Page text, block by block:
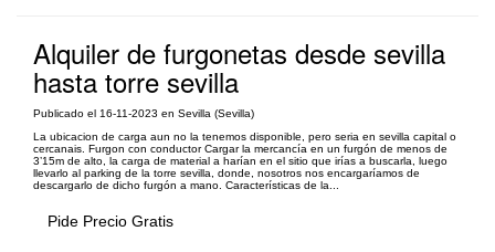
Alquiler de furgonetas desde sevilla
hasta torre sevilla
Publicado el 16-11-2023 en Sevilla (Sevilla)
La ubicacion de carga aun no la tenemos disponible, pero seria en sevilla capital o
cercanais. Furgon con conductor Cargar la mercancía en un furgón de menos de
3’15m de alto, la carga de material a harían en el sitio que irías a buscarla, luego
llevarlo al parking de la torre sevilla, donde, nosotros nos encargaríamos de
descargarlo de dicho furgón a mano. Características de la...
Pide Precio Gratis